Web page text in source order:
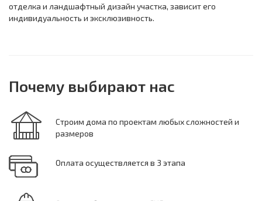
отделка и ландшафтный дизайн участка, зависит его
индивидуальность и эксклюзивность.
Почему выбирают нас
Строим дома по проектам любых сложностей и
размеров
Оплата осуществляется в 3 этапа